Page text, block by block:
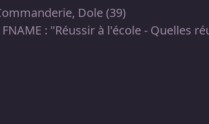
Dole (39)
: "Réussir à l'école - Quelles